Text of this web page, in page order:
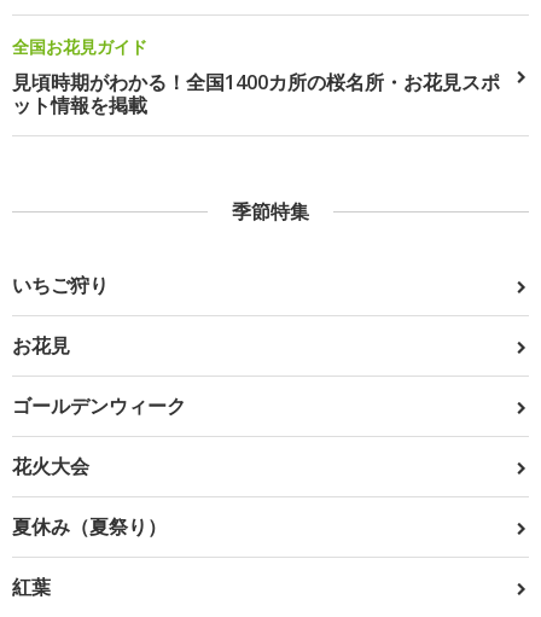
全国お花見ガイド
見頃時期がわかる！全国1400カ所の桜名所・お花見スポ
ット情報を掲載
季節特集
いちご狩り
お花見
ゴールデンウィーク
花火大会
夏休み（夏祭り）
紅葉